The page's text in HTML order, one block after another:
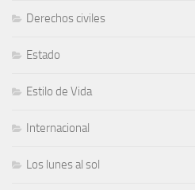
Derechos civiles
Estado
Estilo de Vida
Internacional
Los lunes al sol